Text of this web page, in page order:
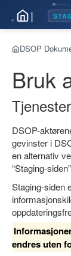
|
DSOP
Bruk
DSOP-
gevinster i
en alternativ
“Staging-
Staging-siden
endres uten